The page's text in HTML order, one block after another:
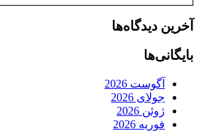
آخرین دیدگاه‌ها
بایگانی‌ها
آگوست 2026
جولای 2026
ژوئن 2026
فوریه 2026